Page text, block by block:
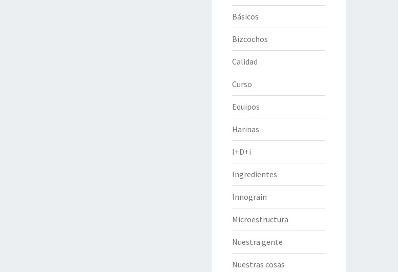
Básicos
Bizcochos
Calidad
Curso
Equipos
Harinas
I+D+i
Ingredientes
Innograin
Microestructura
Nuestra gente
Nuestras cosas